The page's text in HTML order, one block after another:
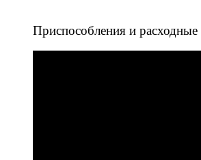
Приспособления и